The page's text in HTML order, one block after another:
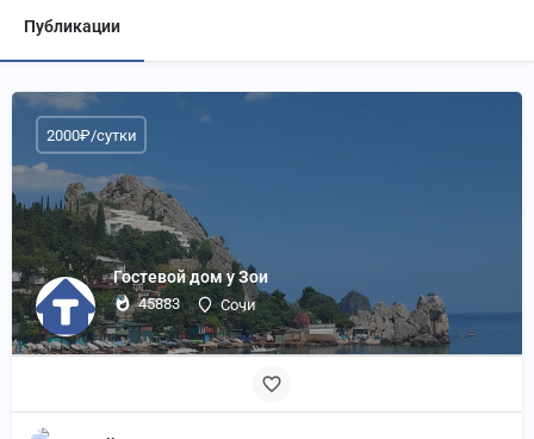
Публикации
Гостевой дом у Зои
45883 Сочи
2000₽/сутки